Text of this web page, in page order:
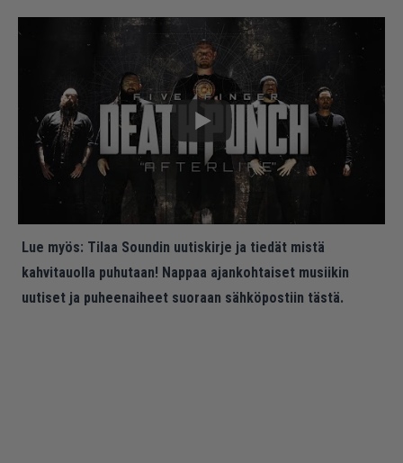
Lue myös: Tilaa Soundin uutiskirje ja tiedät mistä
kahvitauolla puhutaan! Nappaa ajankohtaiset musiikin
uutiset ja puheenaiheet suoraan sähköpostiin tästä.